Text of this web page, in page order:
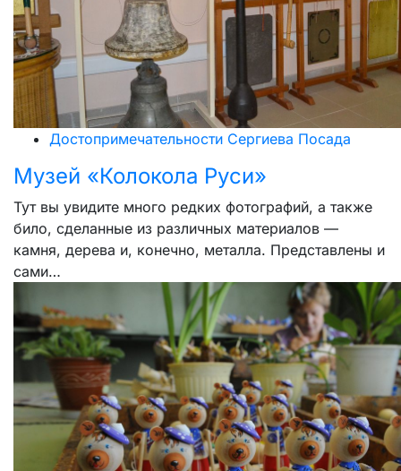
Достопримечательности Сергиева Посада
Музей «Колокола Руси»
Тут вы увидите много редких фотографий, а также
било, сделанные из различных материалов —
камня, дерева и, конечно, металла. Представлены и
сами…